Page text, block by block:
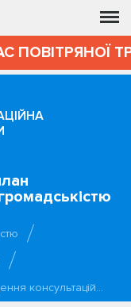
ПОВІТРЯНОЇ
консультацій…